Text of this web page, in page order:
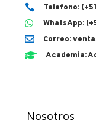

Telefono:

WhatsApp:

Correo:

Academia:
Nosotros